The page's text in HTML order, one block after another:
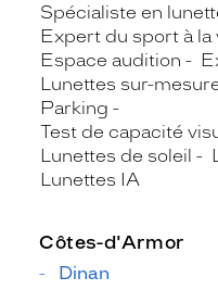
Spécialiste en
Expert du sport à la
Espace audition
Lunettes sur-
Parking
Test de capacité
Lunettes de soleil
Lunettes IA
Côtes-d'Armor
Dinan